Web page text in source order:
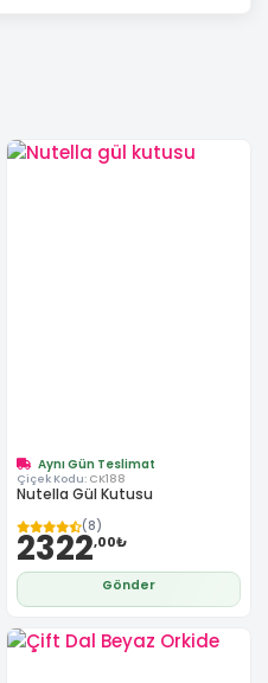
Aynı Gün Teslimat
Çiçek Kodu: CK188
Nutella Gül Kutusu
(8)
2322,00₺
Gönder